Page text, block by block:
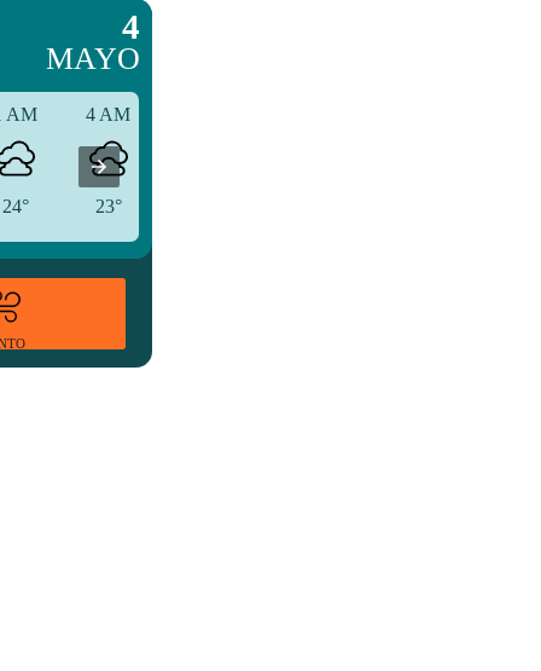
4
MAYO
AM
24°
4 AM
23°